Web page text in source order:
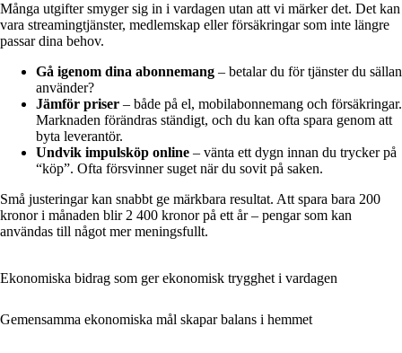
Många utgifter smyger sig in i vardagen utan att vi märker det. Det kan
vara streamingtjänster, medlemskap eller försäkringar som inte längre
passar dina behov.
Gå igenom dina abonnemang – betalar du för tjänster du sällan
använder?
Jämför priser – både på el, mobilabonnemang och försäkringar.
Marknaden förändras ständigt, och du kan ofta spara genom att
byta leverantör.
Undvik impulsköp online – vänta ett dygn innan du trycker på
“köp”. Ofta försvinner suget när du sovit på saken.
Små justeringar kan snabbt ge märkbara resultat. Att spara bara 200
kronor i månaden blir 2 400 kronor på ett år – pengar som kan
användas till något mer meningsfullt.
Ekonomiska bidrag som ger ekonomisk trygghet i vardagen
Gemensamma ekonomiska mål skapar balans i hemmet